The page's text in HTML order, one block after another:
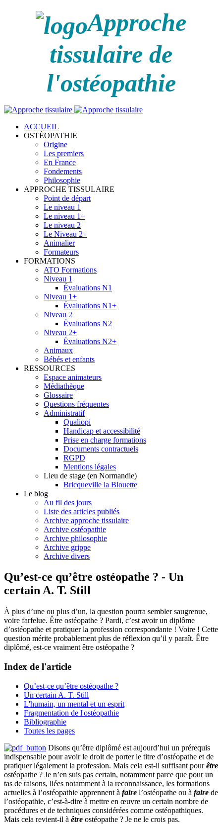
Approche
tissulaire de
l'ostéopathie
ACCUEIL
OSTÉOPATHIE
Origine
Les premiers
En France
Fondements
Philosophie
APPROCHE TISSULAIRE
Point de départ
Le niveau 1
Le niveau 1+
Le niveau 2
Le Niveau 2+
Animalier
Formateurs
FORMATIONS
ATO Formations
Niveau 1
Évaluations N1
Niveau 1+
Évaluations N1+
Niveau 2
Évaluations N2
Niveau 2+
Évaluations N2+
Animaux
Bébés et enfants
RESSOURCES
Espace animateurs
Médiathèque
Glossaire
Questions fréquentes
Administratif
Qualiopi
Handicap et accessibilité
Prise en charge formations
Documents contractuels
RGPD
Mentions légales
Lieu de stage (en Normandie)
Bricqueville la Blouette
Le blog
Au fil des jours
Liste des articles publiés
Archive approche tissulaire
Archive ostéopathie
Archive philosophie
Archive grippe
Archive divers
Qu’est-ce qu’être ostéopathe ? - Un
certain A. T. Still
À plus d’une ou plus d’un, la question pourra sembler saugrenue,
voire farfelue. Être ostéopathe ? Pardi, c’est avoir un diplôme
d’ostéopathe et pratiquer la profession correspondante ! Voire ! Cette
question mérite probablement plus de réflexion qu’il y paraît. Être
diplômé, est-ce vraiment être ostéopathe ?
Index de l'article
Qu’est-ce qu’être ostéopathe ?
Un certain A. T. Still
L'humain, un mental et un esprit
Fragmentation de l'ostéopathie
Bibliographie
Toutes les pages
Disons qu’être diplômé est aujourd’hui un prérequis
indispensable pour avoir le droit de porter le titre d’ostéopathe et de
pratiquer légalement la profession. Mais cela est-il suffisant pourêtre
ostéopathe ? Je n’en suis pas certain, notamment parce que pour un
tas de raisons, liées notamment à la reconnaissance, les formations
actuelles à l’ostéopathie apprennent à faire l’ostéopathe ou à faire de
l’ostéopathie, c’est-à-dire à mettre en œuvre un certain nombre de
procédures et de techniques considérées comme ostéopathiques.
Mais cela revient-il à être ostéopathe ? Je ne le crois pas.